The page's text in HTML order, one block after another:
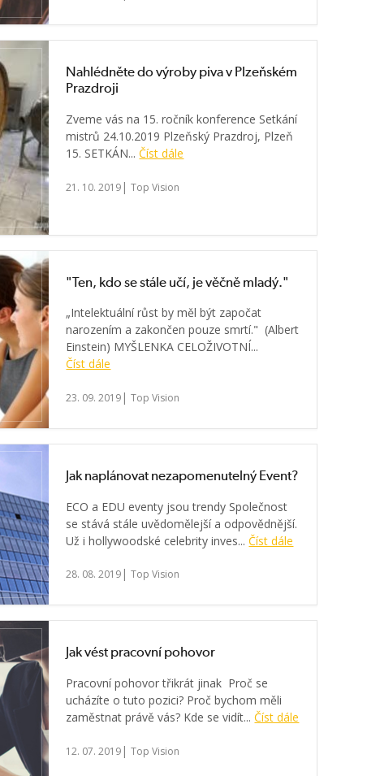
Nahlédněte do výroby piva v Plzeňském
Prazdroji
Zveme vás na 15. ročník konference Setkání
mistrů 24.10.2019 Plzeňský Prazdroj, Plzeň
15. SETKÁN...Číst dále
21. 10. 2019 |Top Vision
"Ten, kdo se stále učí, je věčně mladý."
„Intelektuální růst by měl být započat
narozením a zakončen pouze smrtí." (Albert
Einstein) MYŠLENKA CELOŽIVOTNÍ...
Číst dále
23. 09. 2019 |Top Vision
Jak naplánovat nezapomenutelný Event?
ECO a EDU eventy jsou trendy Společnost
se stává stále uvědomělejší a odpovědnější.
Už i hollywoodské celebrity inves...Číst dále
28. 08. 2019 |Top Vision
Jak vést pracovní pohovor
Pracovní pohovor třikrát jinak Proč se
ucházíte o tuto pozici? Proč bychom měli
zaměstnat právě vás? Kde se vidít...Číst dále
12. 07. 2019 |Top Vision